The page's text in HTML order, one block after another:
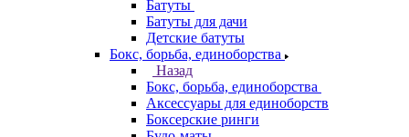
Батуты
Батуты для дачи
Детские батуты
Бокс, борьба, единоборства
Назад
Бокс, борьба, единоборства
Аксессуары для единоборств
Боксерские ринги